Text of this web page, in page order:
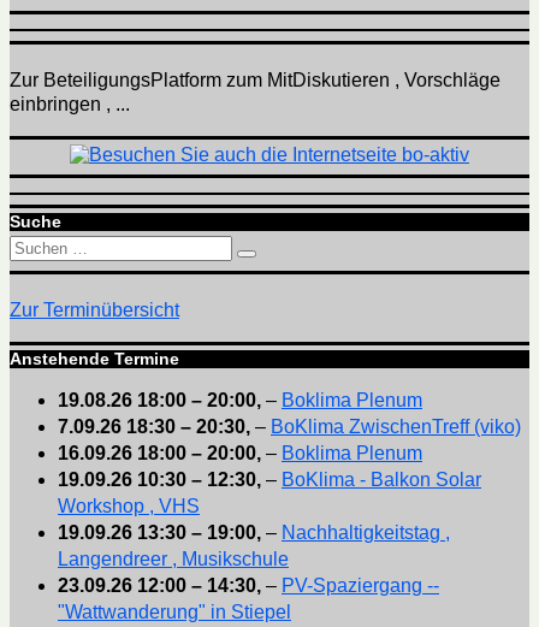
Zur BeteiligungsPlatform zum MitDiskutieren , Vorschläge
einbringen , ...
Suche
Suchen
nach:
Suchen
Zur Terminübersicht
Anstehende Termine
19.08.26 18:00 – 20:00, – Boklima Plenum
7.09.26 18:30 – 20:30, – BoKlima ZwischenTreff (viko)
16.09.26 18:00 – 20:00, – Boklima Plenum
19.09.26 10:30 – 12:30, – BoKlima - Balkon Solar
Workshop , VHS
19.09.26 13:30 – 19:00, – Nachhaltigkeitstag ,
Langendreer , Musikschule
23.09.26 12:00 – 14:30, – PV-Spaziergang --
"Wattwanderung" in Stiepel